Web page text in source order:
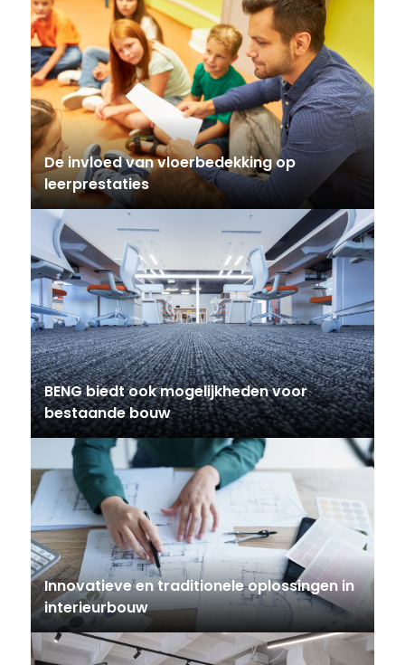
De invloed van vloerbedekking op
leerprestaties
BENG biedt ook mogelijkheden voor
bestaande bouw
Innovatieve en traditionele oplossingen in
interieurbouw